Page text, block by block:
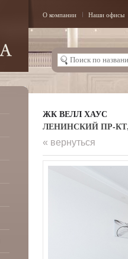
О компании Наши офисы
ЖК ВЕЛЛ ХАУС
ЛЕНИНСКИЙ ПР-КТ,
« вернуться